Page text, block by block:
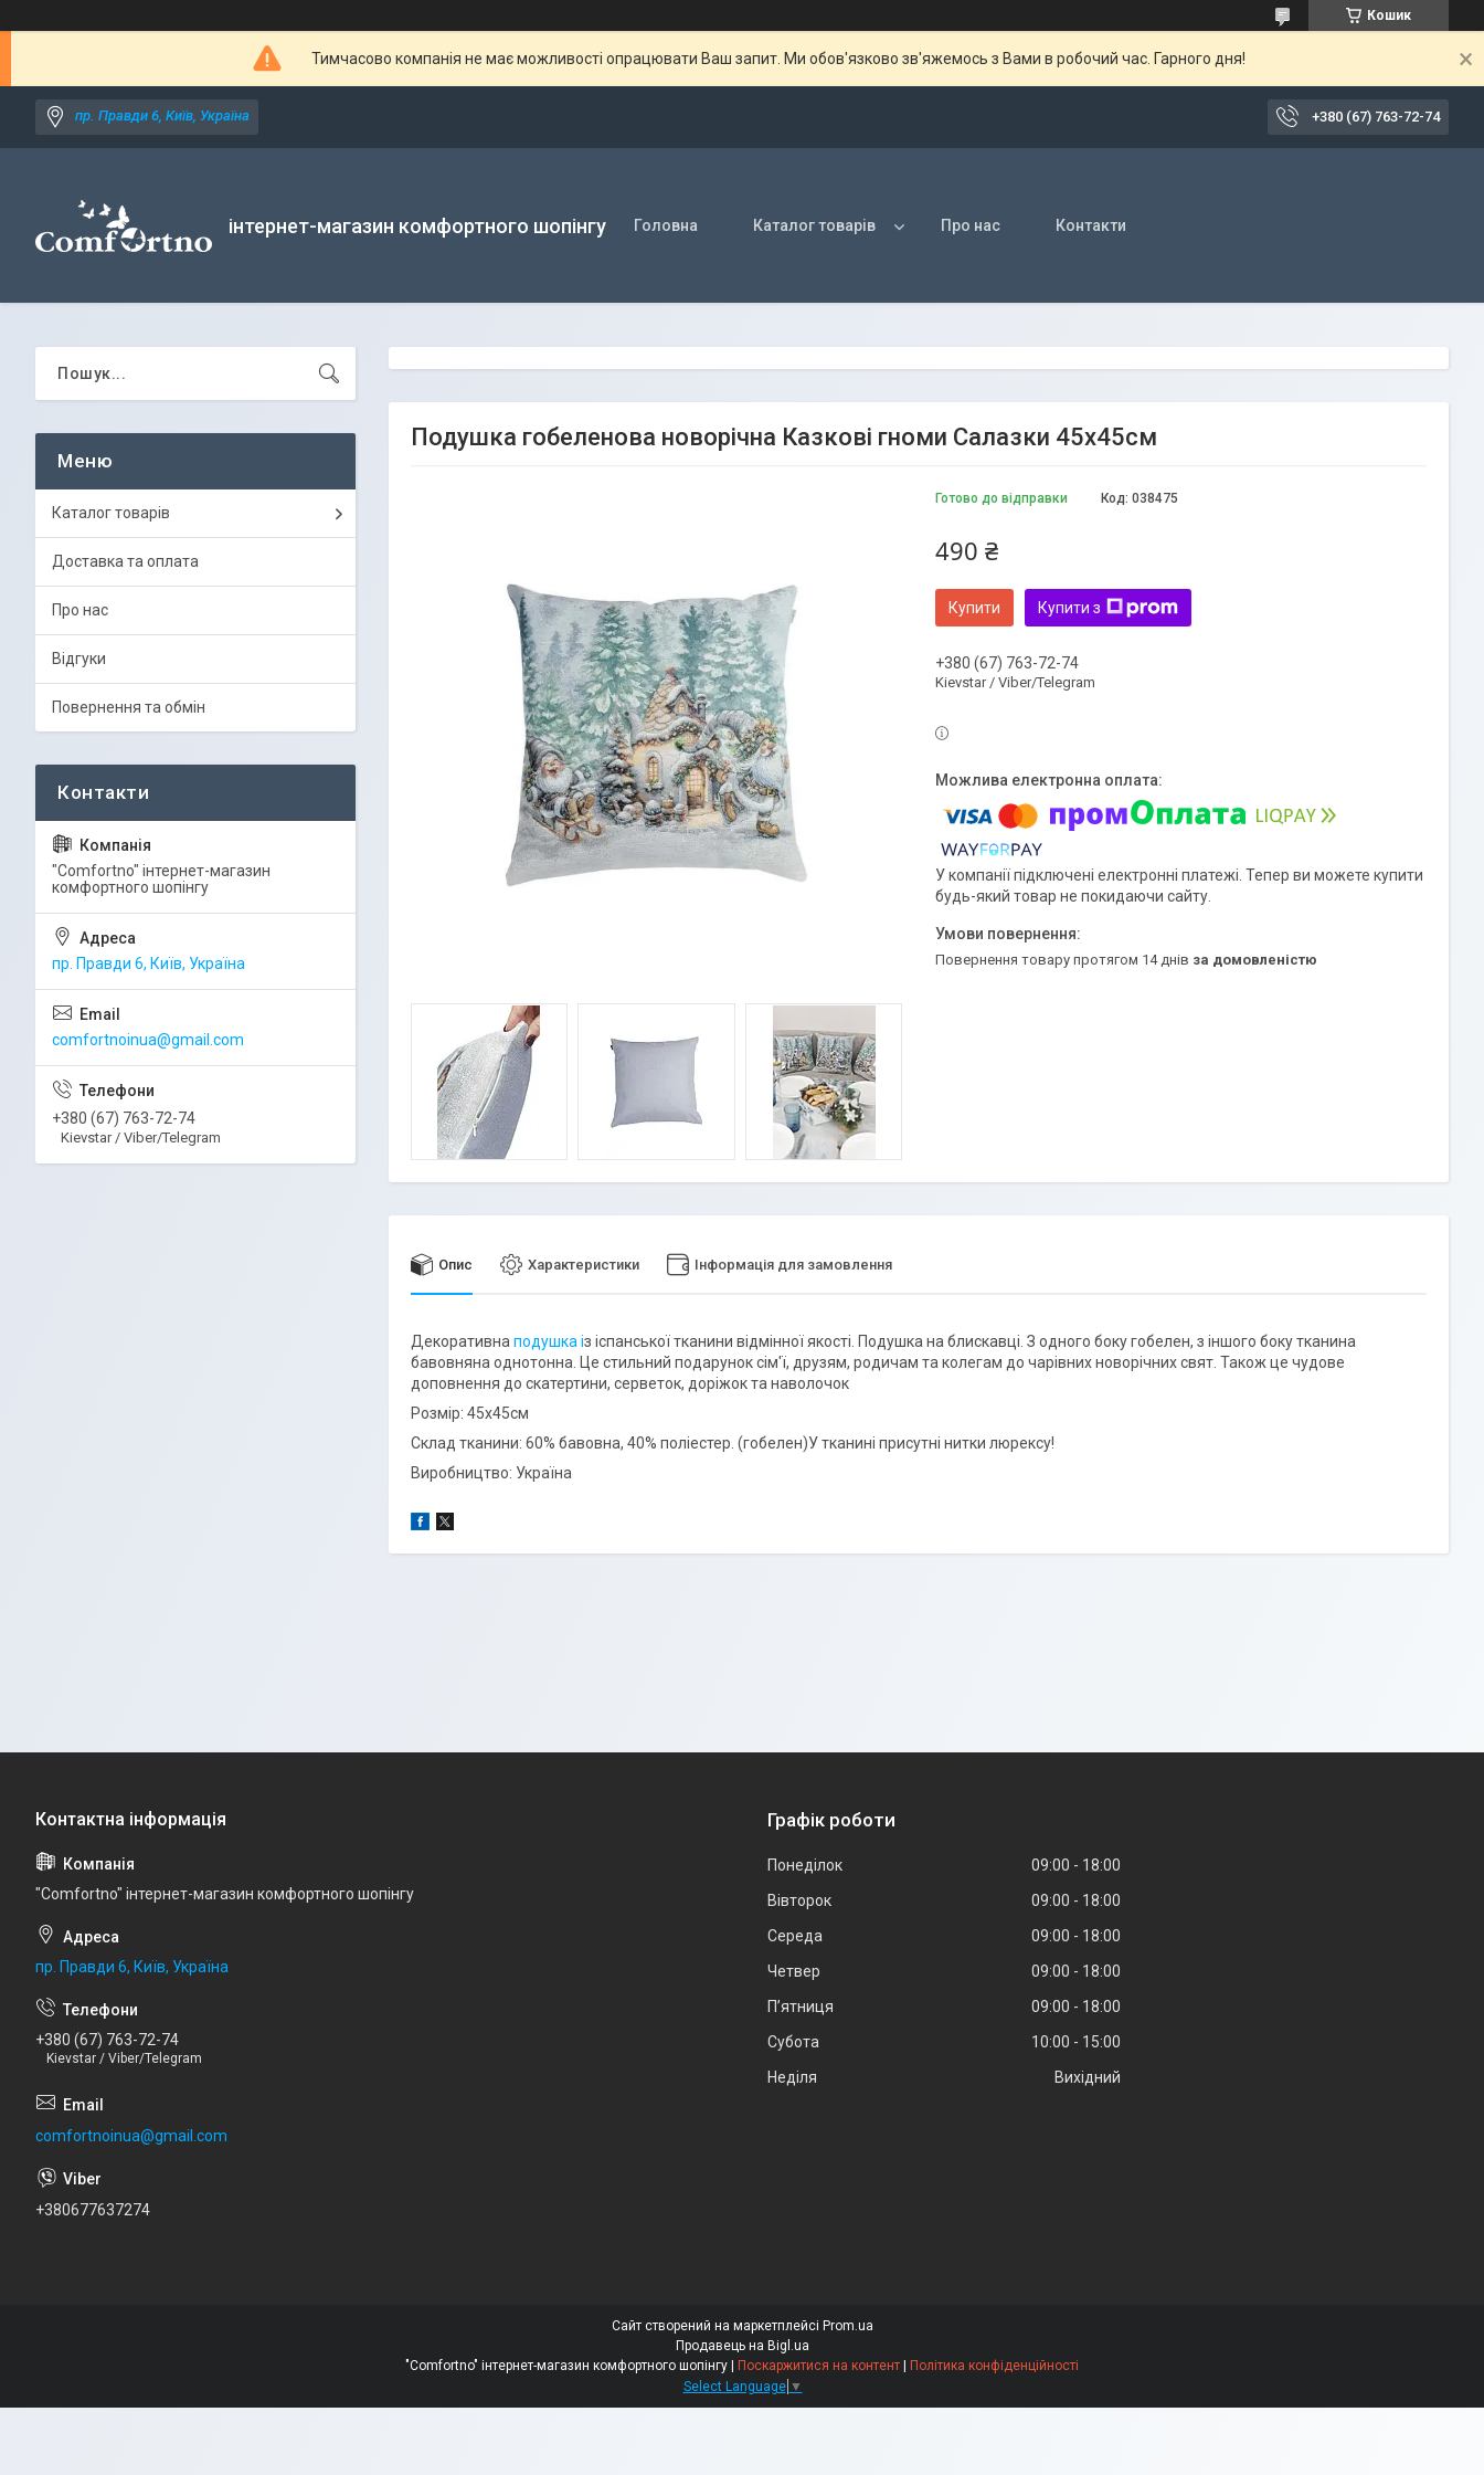
Кошик
Тимчасово компанія не має можливості опрацювати Ваш запит. Ми обов'язково зв'яжемось з Вами в робочий час. Гарного дня!
пр. Правди 6, Київ, Україна +380 (67) 763-72-74
інтернет-магазин комфортного шопінгу Головна Каталог товарів Про нас Контакти
Подушка гобеленова новорічна Казкові гноми Салазки 45х45см
Готово до відправки Код: 038475
490 ₴
Купити Купити з
+380 (67) 763-72-74
Kievstar / Viber/Telegram
У компанії підключені електронні платежі. Тепер ви можете купити
будь-який товар не покидаючи сайту.
повернення товару протягом 14 днів за домовленістю
Опис Характеристики Інформація для замовлення
Декоративна подушка із іспанської тканини відмінної якості. Подушка на блискавці. З одного боку гобелен, з іншого боку тканина
бавовняна однотонна. Це стильний подарунок сім'ї, друзям, родичам та колегам до чарівних новорічних свят. Також це чудове
доповнення до скатертини, серветок, доріжок та наволочок
Розмір: 45х45см
Склад тканини: 60% бавовна, 40% поліестер. (гобелен)У тканині присутні нитки люрексу!
Виробництво: Україна
Каталог товарів
Доставка та оплата
Про нас
Відгуки
Повернення та обмін
"Comfortno" інтернет-магазин
комфортного шопінгу
пр. Правди 6, Київ, Україна
comfortnoinua@gmail.com
+380 (67) 763-72-74
Kievstar / Viber/Telegram
"Comfortno" інтернет-магазин комфортного шопінгу
пр. Правди 6, Київ, Україна
+380 (67) 763-72-74
Kievstar / Viber/Telegram
comfortnoinua@gmail.com
+380677637274
Графік роботи
Понеділок 09:00
18:00
Вівторок
09:00
18:00
Середа
09:00
18:00
Четвер
09:00
18:00
Пʼятниця
09:00
18:00
Субота
10:00
15:00
Неділя
Вихідний
Сайт створений на маркетплейсі Prom.ua
Продавець на Bigl.ua
Поскаржитися на контент
Політика конфіденційності
Select Language ▼